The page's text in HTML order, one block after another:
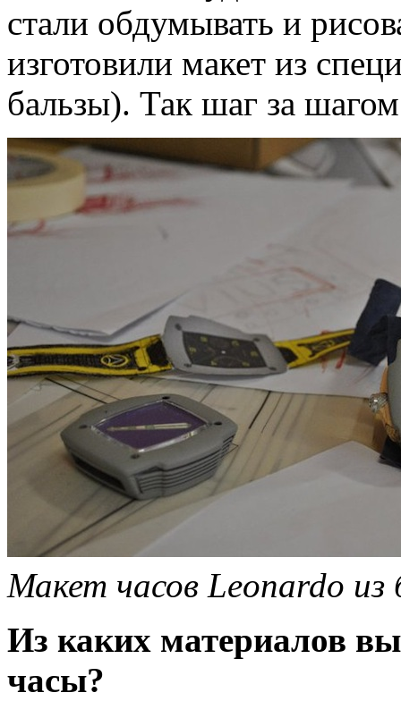
стали обдумывать и
изготовили макет из
бальзы). Так шаг за
Макет часов Leonardo из
Из каких материалов
часы?